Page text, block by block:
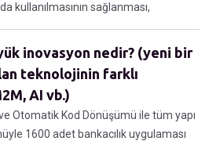
kullanılmasının sağlanması,
inovasyon nedir? (yeni bir
teknolojinin farklı
AI vb.)
Otomatik Kod Dönüşümü ile tüm yapı
1600 adet bankacılık uygulaması